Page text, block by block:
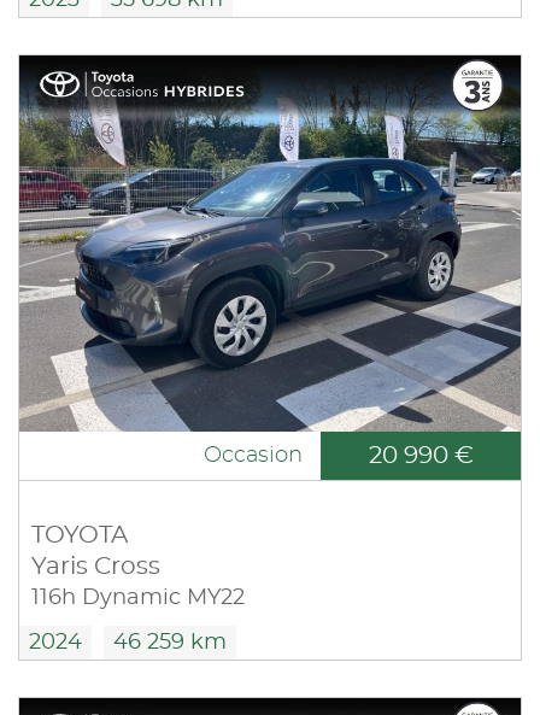
Occasion 20 990 €
TOYOTA
Yaris Cross
116h Dynamic MY22
2024 46 259 km